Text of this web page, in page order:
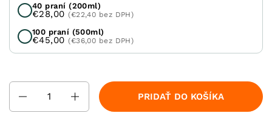
40 praní (200ml)
€28,00(€22,40 bez DPH)
100 praní (500ml)
€45,00(€36,00 bez DPH)
PRIDAŤ DO KOŠÍKA